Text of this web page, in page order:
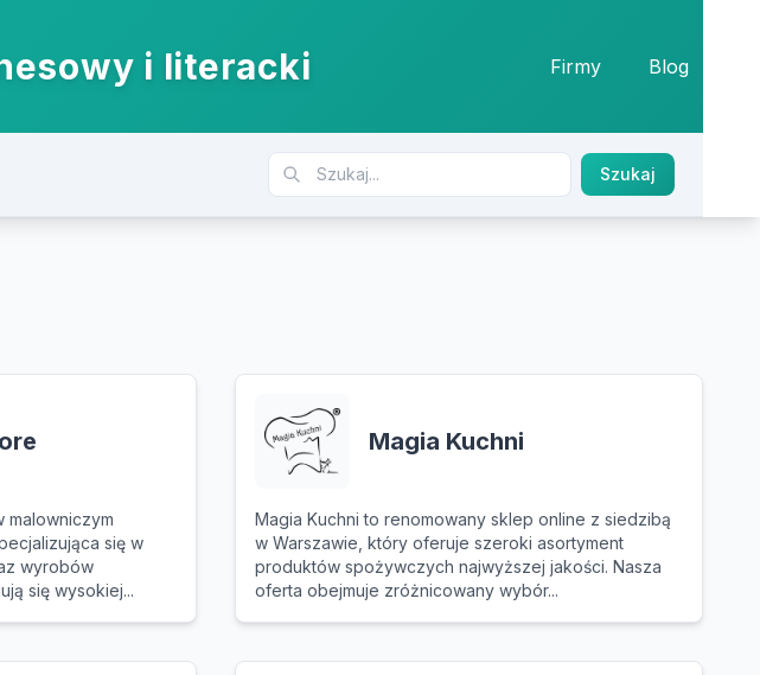
i literacki Firmy Blog
Szukaj
malowniczym
się w
wyrobów
się wysokiej...
Magia Kuchni
Magia Kuchni to renomowany sklep online z siedzibą
w Warszawie, który oferuje szeroki asortyment
produktów spożywczych najwyższej jakości. Nasza
oferta obejmuje zróżnicowany wybór...